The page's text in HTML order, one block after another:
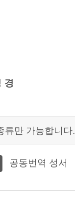
류만 가능합니다.
공동번역 성서